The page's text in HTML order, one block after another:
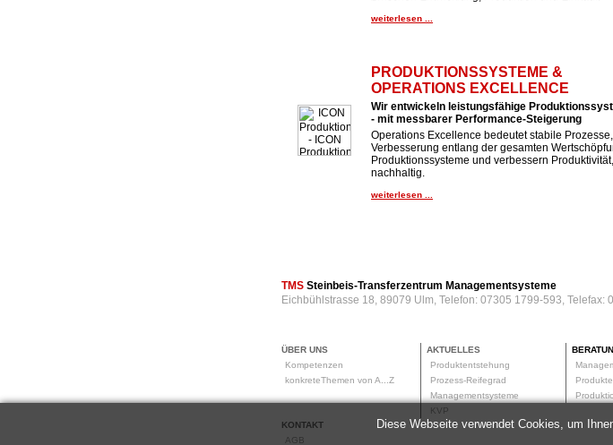
weiterlesen ...
PRODUKTIONSSYSTEME &
OPERATIONS EXCELLENCE
Wir entwickeln leistungsfähige
- mit messbarer Performance-Steigerung
Operations Excellence bedeutet stabile
Verbesserung entlang der gesamten
Produktionssysteme und verbessern
nachhaltig.
weiterlesen ...
TMS Steinbeis-Transferzentrum Managementsysteme
Eichbühlstrasse 18, 89079 Ulm, Telefon: 07305 1799-593, Telefax:
ÜBER UNS
Kompetenzen
konkreteThemen von A...Z
AKTUELLES
Produktentstehung
Prozess-Reifegrad
Managementsysteme
KVP
KONTAKT
AGB
Diese Webseite verwendet Cookies, um